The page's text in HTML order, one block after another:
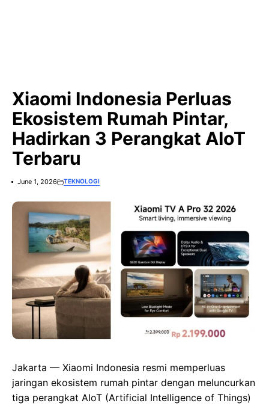
Xiaomi Indonesia Perluas
Ekosistem Rumah Pintar,
Hadirkan 3 Perangkat AIoT
Terbaru
June 1, 2026 TEKNOLOGI
Jakarta — Xiaomi Indonesia resmi memperluas
jaringan ekosistem rumah pintar dengan meluncurkan
tiga perangkat AIoT (Artificial Intelligence of Things)